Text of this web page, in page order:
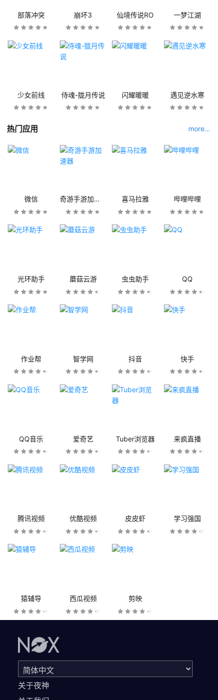
部落冲突 崩坏3 仙境传说RO 一梦江湖
少女前线 侍魂-胧月传说 闪耀暖暖 遇见逆水寒
热门应用 more...
微信 奇游手游加速器 喜马拉雅 哔哩哔哩
光环助手 蘑菇云游 虫虫助手 QQ
作业帮 智学网 抖音 快手
QQ音乐 爱奇艺 Tuber浏览器 来疯直播
腾讯视频 优酷视频 皮皮虾 学习强国
猿辅导 西瓜视频 剪映
关于夜神